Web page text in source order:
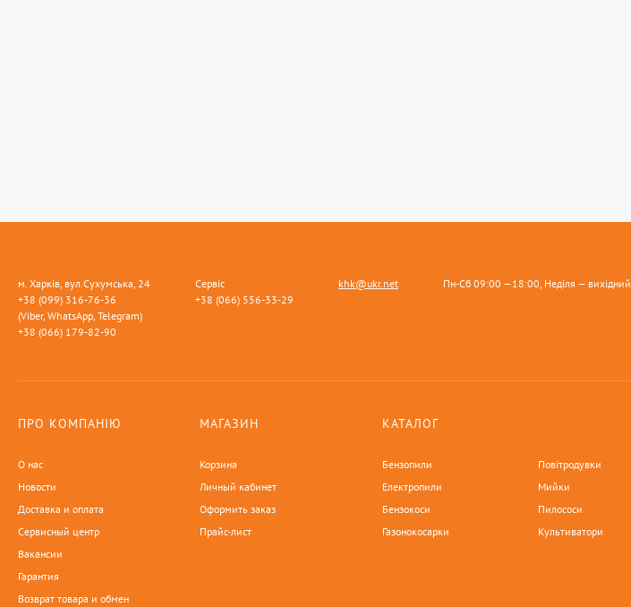
м. Харків, вул.Сухумська, 24
+38 (099) 316-76-36
(Viber, WhatsApp, Telegram)
+38 (066) 179-82-90
Сервіс
+38 (066) 556-33-29
khk@ukr.net Пн-Сб 09:00 —18:00, Неділя — вихідний
ПРО КОМПАНІЮ
О нас
Новости
Доставка и оплата
Сервисный центр
Вакансии
Гарантия
Возврат товара и обмен
МАГАЗИН
Корзина
Личный кабинет
Оформить заказ
Прайс-лист
КАТАЛОГ
Бензопили
Електропили
Бензокоси
Газонокосарки
Повітродувки
Мийки
Пилососи
Культиватори